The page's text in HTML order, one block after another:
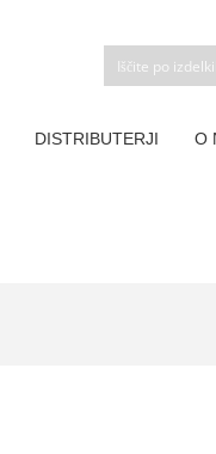
DISTRIBUTERJI O